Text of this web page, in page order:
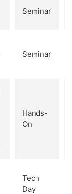
Seminar
Seminar
Hands-
On
Tech
Day